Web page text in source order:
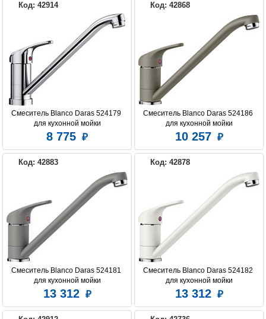
Код: 42914
Смеситель Blanco Daras 524179
для кухонной мойки
8 775
Код: 42868
Смеситель Blanco Daras 524186
для кухонной мойки
10 257
Код: 42883
Смеситель Blanco Daras 524181
для кухонной мойки
13 312
Код: 42878
Смеситель Blanco Daras 524182
для кухонной мойки
13 312